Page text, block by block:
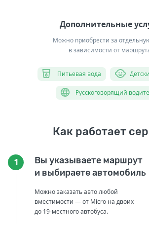
Дополнительные
Можно приобрести за
в зависимости от
Питьевая вода
Русскоговорящий
Как работает
1
Вы указываете маршрут
и выбираете автомобиль
Можно заказать авто любой
вместимости — от Micro на двоих
до 19-местного автобуса.